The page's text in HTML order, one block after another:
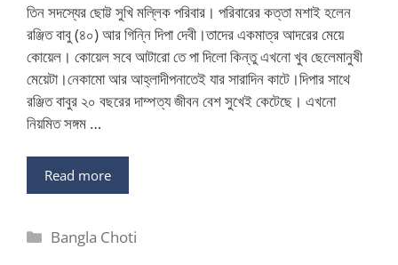
তিন সদস্যের ছোট্ট সুখি মল্লিক পরিবার। পরিবারের কত্তা মশাই হলেন
রঞ্জিত বাবু (৪০) আর গিন্নি দিপা দেবী।তাদের একমাত্র আদরের মেয়ে
কোয়েল। কোয়েল সবে আটারো তে পা দিলো কিন্তু এখনো খুব ছেলেমানুষী
মেয়েটা।নেকামো আর আহ্লাদীপনাতেই যার সারাদিন কাটে।দিপার সাথে
রঞ্জিত বাবুর ২০ বছরের দাম্পত্য জীবন বেশ সুখেই কেটেছে। এখনো
নিয়মিত সঙ্গম …
Read more
Categories
Bangla Choti